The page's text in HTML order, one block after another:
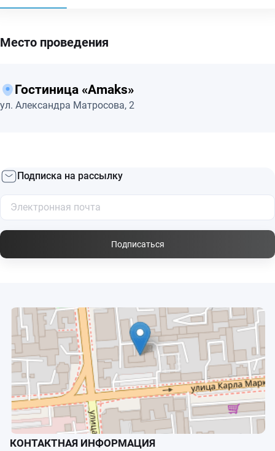
Место проведения
Гостиница «Amaks»
ул. Александра Матросова, 2
Подписка на рассылку
Подписаться
КОНТАКТНАЯ ИНФОРМАЦИЯ